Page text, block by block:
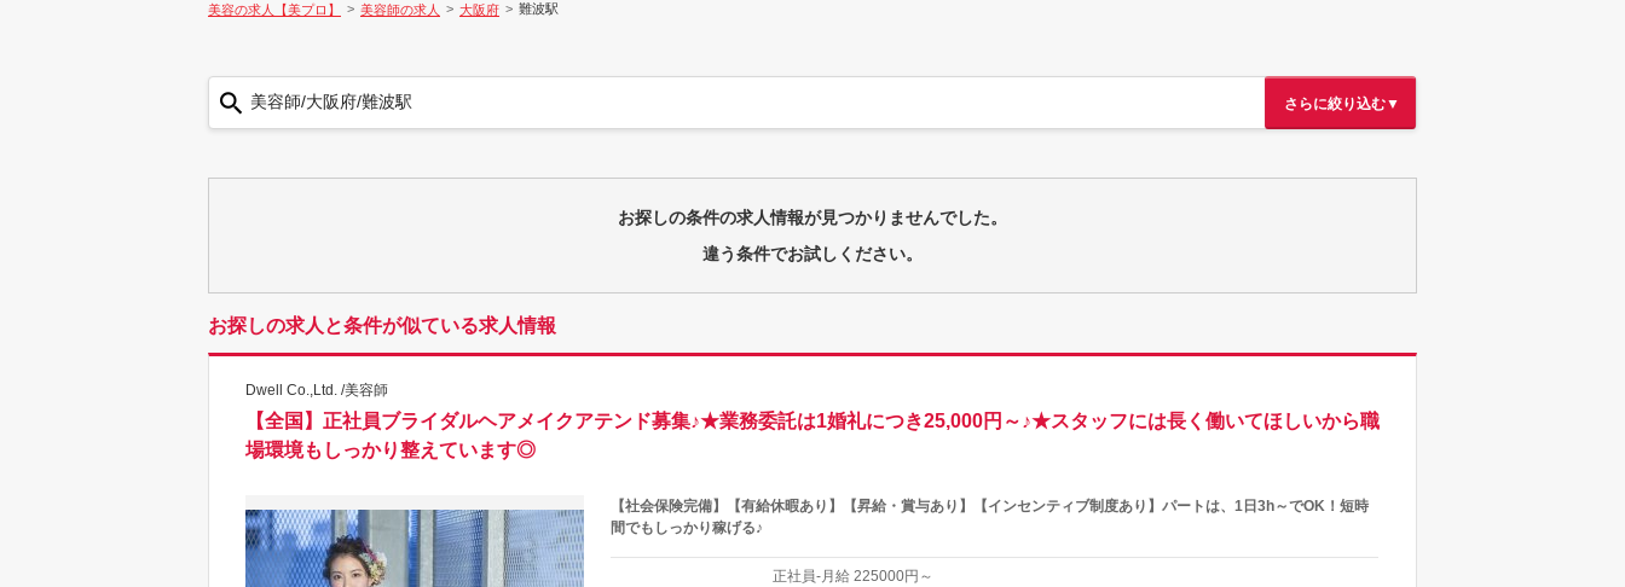
美容の求人【美プロ】 美容師の求人 大阪府 難波駅
美容師/大阪府/難波駅 さらに絞り込む▼
お探しの条件の求人情報が見つかりませんでした。
違う条件でお試しください。
お探しの求人と条件が似ている求人情報
Dwell Co.,Ltd. /美容師
【全国】正社員ブライダルヘアメイクアテンド募集♪★業務委託は1婚礼につき25,000円～♪★スタッフには長く働いてほしいから職
場環境もしっかり整えています◎
【社会保険完備】【有給休暇あり】【昇給・賞与あり】【インセンティブ制度あり】パートは、1日3h～でOK！短時
間でもしっかり稼げる♪
正社員-月給 225000円～